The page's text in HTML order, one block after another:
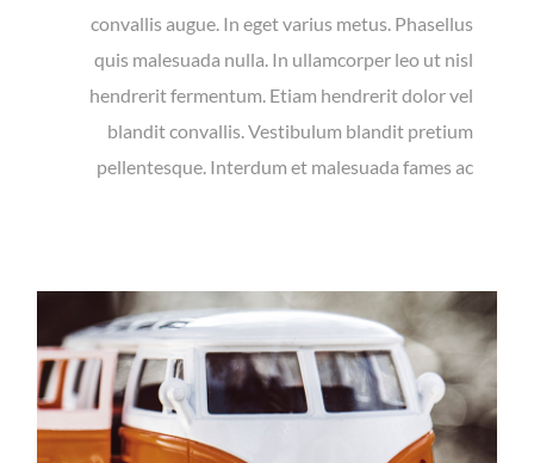
convallis augue. In eget varius metus. Phasellus
quis malesuada nulla. In ullamcorper leo ut nisl
hendrerit fermentum. Etiam hendrerit dolor vel
blandit convallis. Vestibulum blandit pretium
pellentesque. Interdum et malesuada fames ac